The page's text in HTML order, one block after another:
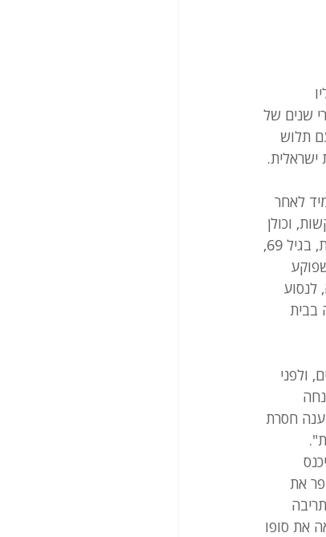
מאליו
שנים של
תלוש
לאחר
וכולן
נדחו. תקנה ביורוקרטית כלשהי מונעת ממנו לקבל אפילו מעמד שמתחדש בכל שנתיים. גם כעת, בגיל 69,
לנסוע
בבית
ולפני
חסרת
להיכנס
את
את סופו